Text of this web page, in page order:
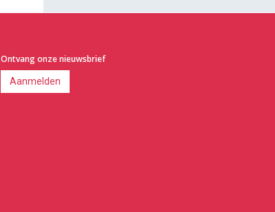
Ontvang onze nieuwsbrief
Aanmelden